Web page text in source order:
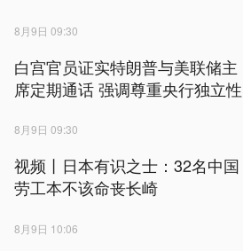
8月9日 09:30
白宫官员证实特朗普与美联储主
席定期通话 强调尊重央行独立性
8月9日 09:30
视频丨日本有识之士：32名中国
劳工本不该命丧长崎
8月9日 10:06